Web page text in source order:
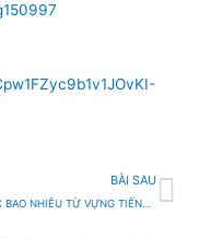
BÀI SAU
CẦN HỌC BAO NHIÊU TỪ VỰNG TIẾNG ANH ĐỂ THÀNH THẠO?